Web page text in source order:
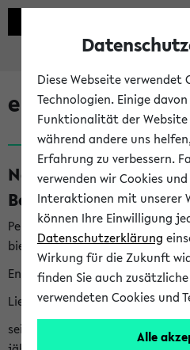
eKVV News
Nachhaltigkeitspreis
Bewerbungsphase
Per E-Mail eingestellt von
bielefeld.de an den Verteiler
English version below
Liebe Studierende,
seit 2023 verleiht das Rektorat
Diese Webseite verwendet
Technologien. Einige
Funktionalität der
während andere uns
Erfahrung zu verbessern.
verwenden wir Cookies
Interaktionen mit unserer
können Ihre Einwilligung
Datenschutzerklärung
Wirkung für die Zukunft
finden Sie auch
verwendeten Cookies und
Alle